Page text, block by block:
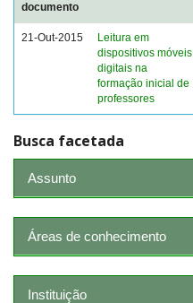
documento
21-Out-2015
Leitura em
dispositivos móveis
digitais na
formação inicial de
professores
Busca facetada
Assunto
Áreas de conhecimento
Instituição